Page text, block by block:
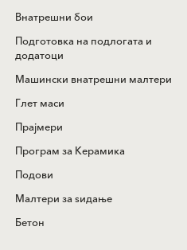
Внатрешни бои
Подготовка на подлогата и
додатоци
Машински внатрешни малтери
Глет маси
Прајмери
Програм за Керамика
Подови
Mалтери за ѕидањe
Бетон